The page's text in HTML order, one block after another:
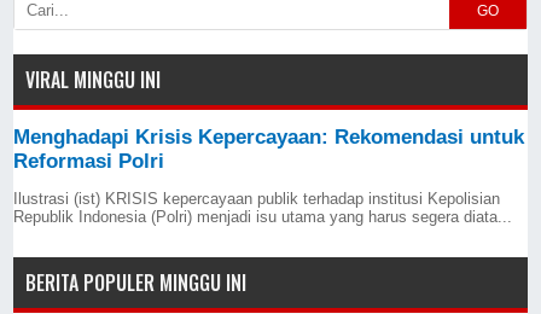
GO
VIRAL MINGGU INI
Menghadapi Krisis Kepercayaan: Rekomendasi untuk
Reformasi Polri
Ilustrasi (ist) KRISIS kepercayaan publik terhadap institusi Kepolisian
Republik Indonesia (Polri) menjadi isu utama yang harus segera diata...
BERITA POPULER MINGGU INI